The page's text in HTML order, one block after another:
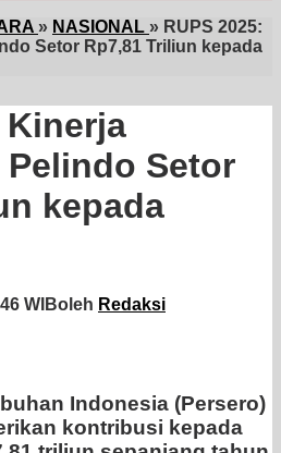
» NASIONAL » RUPS 2025:
Setor Rp7,81 Triliun kepada
Kinerja
Setor
kepada
WIBoleh Redaksi
Indonesia (Persero)
kontribusi kepada